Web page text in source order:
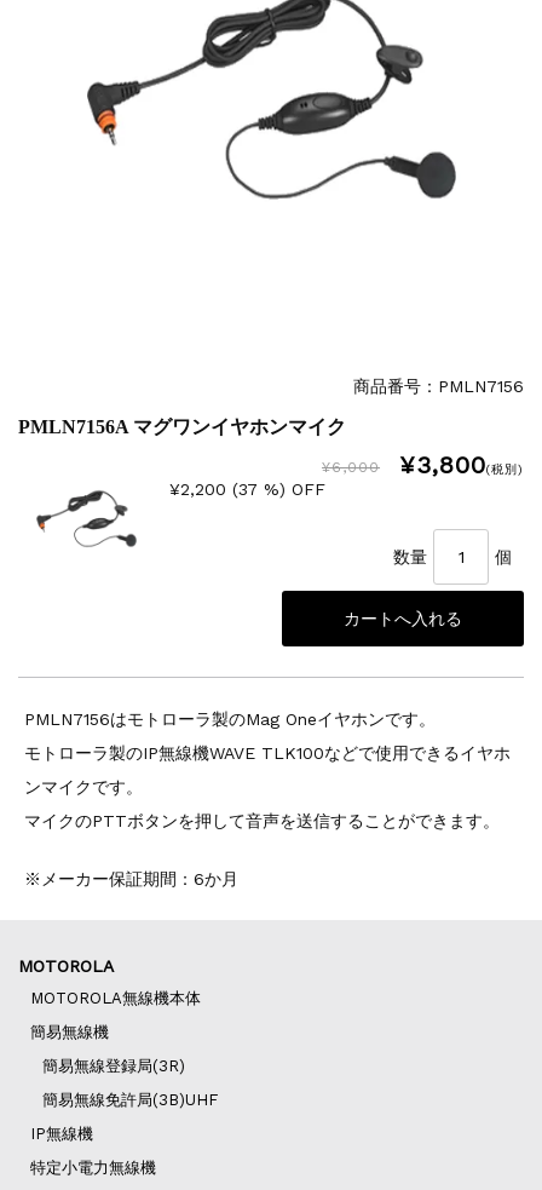
商品番号：PMLN7156
PMLN7156A マグワンイヤホンマイク
¥6,000 ¥3,800(税別)
¥2,200 (37 %) OFF
数量 個
PMLN7156はモトローラ製のMag Oneイヤホンです。
モトローラ製のIP無線機WAVE TLK100などで使用できるイヤホ
ンマイクです。
マイクのPTTボタンを押して音声を送信することができます。
※メーカー保証期間：6か月
MOTOROLA
MOTOROLA無線機本体
簡易無線機
簡易無線登録局(3R)
簡易無線免許局(3B)UHF
IP無線機
特定小電力無線機